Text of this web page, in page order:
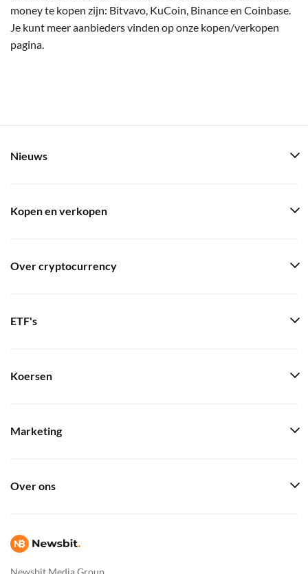
money te kopen zijn: Bitvavo, KuCoin, Binance en Coinbase.
Je kunt meer aanbieders vinden op onze kopen/verkopen
pagina.
Newsbit Media Group
Nieuws
Kopen en verkopen
Over cryptocurrency
ETF's
Koersen
Marketing
Over ons